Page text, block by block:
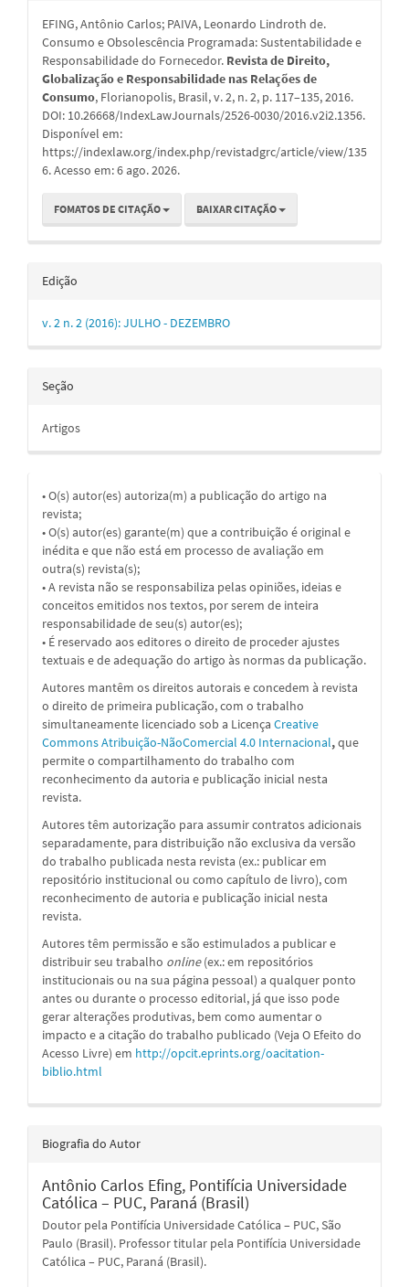
artigo
EFING, Antônio Carlos; PAIVA, Leonardo Lindroth de.
Consumo e Obsolescência Programada: Sustentabilidade e
Responsabilidade do Fornecedor. Revista de Direito,
Globalização e Responsabilidade nas Relações de
Consumo, Florianopolis, Brasil, v. 2, n. 2, p. 117–135, 2016.
DOI: 10.26668/IndexLawJournals/2526-0030/2016.v2i2.1356.
Disponível em:
https://indexlaw.org/index.php/revistadgrc/article/view/135
6. Acesso em: 6 ago. 2026.
FOMATOS DE CITAÇÃO BAIXAR CITAÇÃO
Edição
v. 2 n. 2 (2016): JULHO - DEZEMBRO
Seção
Artigos
• O(s) autor(es) autoriza(m) a publicação do artigo na
revista;
• O(s) autor(es) garante(m) que a contribuição é original e
inédita e que não está em processo de avaliação em
outra(s) revista(s);
• A revista não se responsabiliza pelas opiniões, ideias e
conceitos emitidos nos textos, por serem de inteira
responsabilidade de seu(s) autor(es);
• É reservado aos editores o direito de proceder ajustes
textuais e de adequação do artigo às normas da publicação.
Autores mantêm os direitos autorais e concedem à revista
o direito de primeira publicação, com o trabalho
simultaneamente licenciado sob a Licença Creative
Commons Atribuição-NãoComercial 4.0 Internacional,que
permite o compartilhamento do trabalho com
reconhecimento da autoria e publicação inicial nesta
revista.
Autores têm autorização para assumir contratos adicionais
separadamente, para distribuição não exclusiva da versão
do trabalho publicada nesta revista (ex.: publicar em
repositório institucional ou como capítulo de livro), com
reconhecimento de autoria e publicação inicial nesta
revista.
Autores têm permissão e são estimulados a publicar e
distribuir seu trabalho online(ex.: em repositórios
institucionais ou na sua página pessoal) a qualquer ponto
antes ou durante o processo editorial, já que isso pode
gerar alterações produtivas, bem como aumentar o
impacto e a citação do trabalho publicado (Veja O Efeito do
Acesso Livre) em http://opcit.eprints.org/oacitation-
biblio.html
Biografia do Autor
Antônio Carlos Efing, Pontifícia Universidade
Católica – PUC, Paraná (Brasil)
Doutor pela Pontifícia Universidade Católica – PUC, São
Paulo (Brasil). Professor titular pela Pontifícia Universidade
Católica – PUC, Paraná (Brasil).